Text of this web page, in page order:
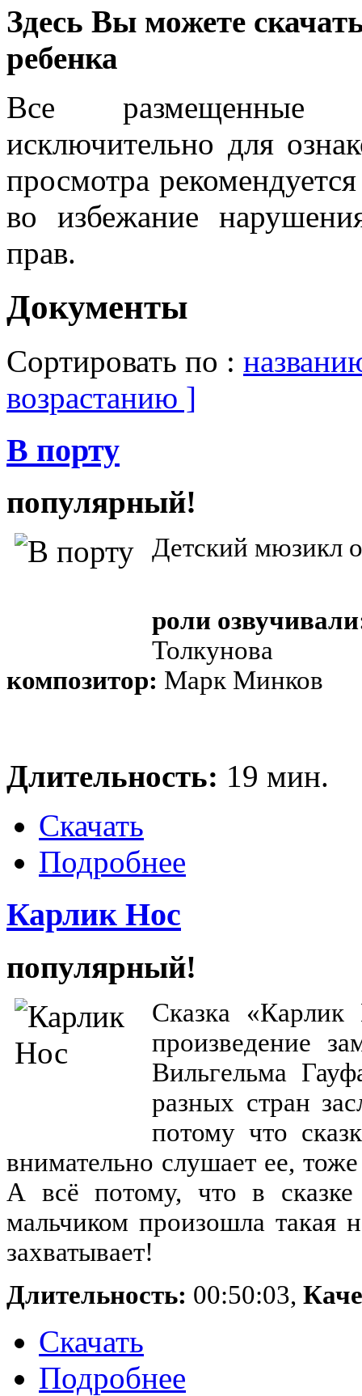
Здесь Вы можете
ребенка
Все размещенные
исключительно для
просмотра
во избежание
прав.
Документы
Сортировать по :
возрастанию ]
В порту
популярный!
Детский мюзикл
роли
Толкунова
композитор: Марк Минков
Длительность: 19 мин.
Скачать
Подробнее
Карлик Нос
популярный!
Сказка
произведение
Вильгельма
разных стран
потому что
внимательно слушает ее,
А всё потому, что в
мальчиком произошла такая
захватывает!
Длительность: 00:50:03,
Скачать
Подробнее